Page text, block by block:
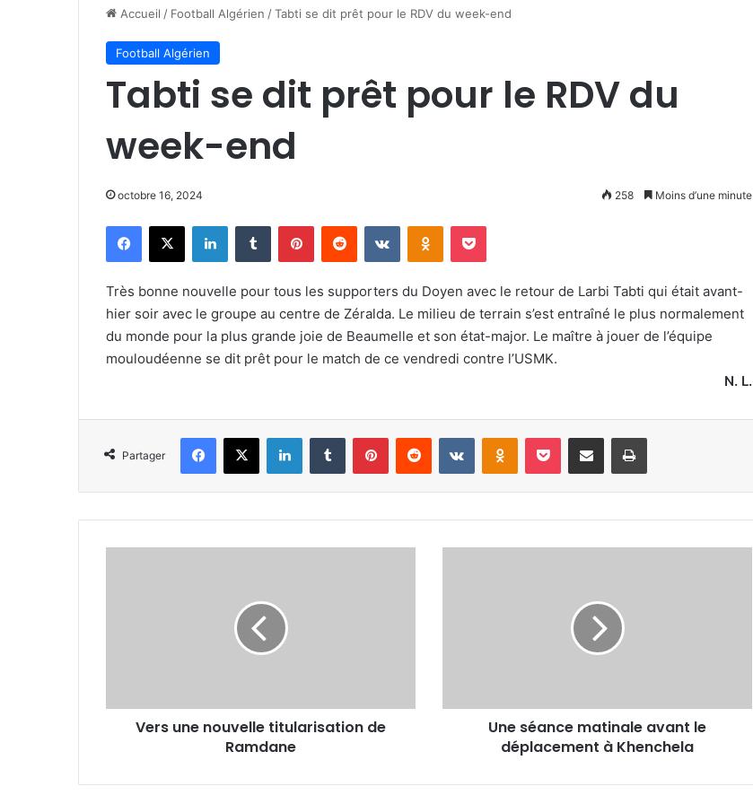
Accueil / Football Algérien /Tabti se dit prêt pour le RDV du week-end
Football Algérien
Tabti se dit prêt pour le RDV du
week-end
octobre 16, 2024 258 Moins d’une minute
Facebook
X LinkedinTumblr PinterestReddit VKontakteOdnoklassniki
Pocket
Très bonne nouvelle pour tous les supporters du Doyen avec le retour de Larbi Tabti qui était avant-
hier soir avec le groupe au centre de Zéralda. Le milieu de terrain s’est entraîné le plus normalement
du monde pour la plus grande joie de Beaumelle et son état-major. Le maître à jouer de l’équipe
mouloudéenne se dit prêt pour le match de ce vendredi contre l’USMK.
N. L.
Partager
Facebook
X LinkedinTumblr PinterestReddit VKontakteOdnoklassniki
Pocket Partager par email Imprimer
Vers une nouvelle titularisation de
Ramdane
Une séance matinale avant le
déplacement à Khenchela